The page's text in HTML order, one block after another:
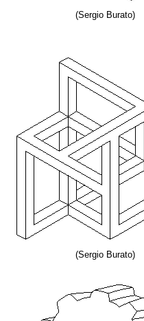
(Sergio Burato)
(Sergio Burato)